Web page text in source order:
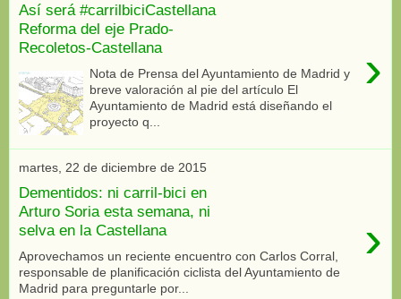
Así será #carrilbiciCastellana
Reforma del eje Prado-
Recoletos-Castellana
›
Nota de Prensa del Ayuntamiento de Madrid y
breve valoración al pie del artículo El
Ayuntamiento de Madrid está diseñando el
proyecto q...
martes, 22 de diciembre de 2015
Dementidos: ni carril-bici en
Arturo Soria esta semana, ni
selva en la Castellana
›
Aprovechamos un reciente encuentro con Carlos Corral,
responsable de planificación ciclista del Ayuntamiento de
Madrid para preguntarle por...